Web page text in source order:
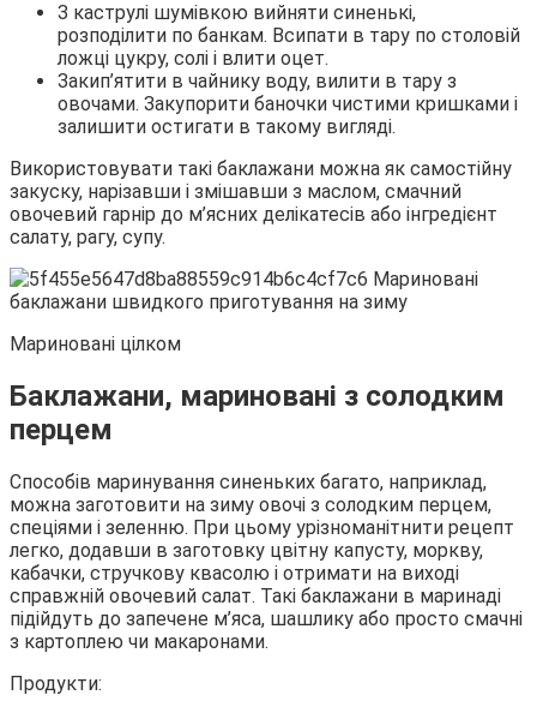
З каструлі шумівкою вийняти синенькі,
розподілити по банкам. Всипати в тару по столовій
ложці цукру, солі і влити оцет.
Закип’ятити в чайнику воду, вилити в тару з
овочами. Закупорити баночки чистими кришками і
залишити остигати в такому вигляді.
Використовувати такі баклажани можна як самостійну
закуску, нарізавши і змішавши з маслом, смачний
овочевий гарнір до м’ясних делікатесів або інгредієнт
салату, рагу, супу.
Мариновані цілком
Баклажани, мариновані з солодким
перцем
Способів маринування синеньких багато, наприклад,
можна заготовити на зиму овочі з солодким перцем,
спеціями і зеленню. При цьому урізноманітнити рецепт
легко, додавши в заготовку цвітну капусту, моркву,
кабачки, стручкову квасолю і отримати на виході
справжній овочевий салат. Такі баклажани в маринаді
підійдуть до запечене м’яса, шашлику або просто смачні
з картоплею чи макаронами.
Продукти: